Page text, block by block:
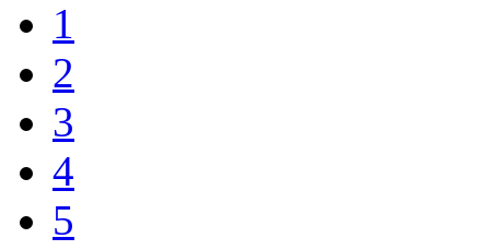
1
2
3
4
5